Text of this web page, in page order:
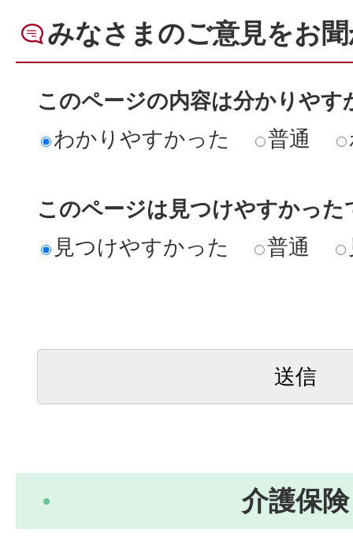
みなさまのご意見をお
このページの内容は分かりやす
わかりやすかった
普通
このページは見つけやすかった
見つけやすかった
普通
介護保険